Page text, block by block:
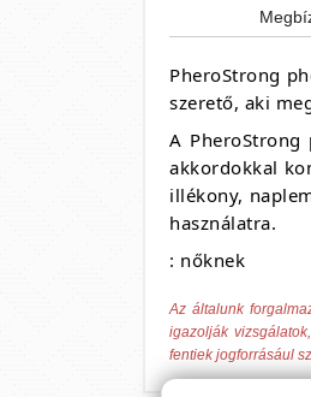
PheroStrong
szerető, aki
A
akkordokkal
illékony,
használatra.
: nőknek
Az általunk
igazolják
fentiek jogforrásául